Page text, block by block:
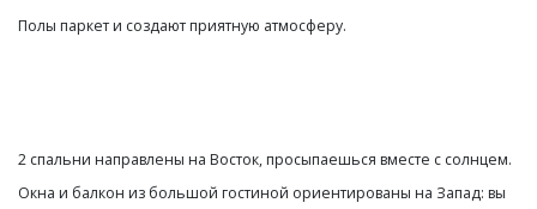
Полы паркет и создают приятную атмосферу.
2 спальни направлены на Восток, просыпаешься вместе с солнцем.
Окна и балкон из большой гостиной ориентированы на Запад: вы